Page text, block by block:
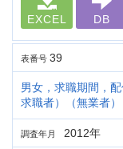
EXCEL DB
表番号 39
男女，求職期間，
求職者）（無業者）
調査年月 2012年